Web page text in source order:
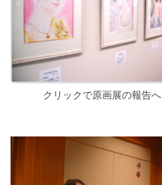
クリックで原画展の報告へ